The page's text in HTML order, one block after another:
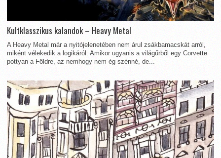
Kultklasszikus kalandok – Heavy Metal
A Heavy Metal már a nyitójelenetében nem árul zsákbamacskát arról,
miként vélekedik a logikáról. Amikor ugyanis a világűrből egy Corvette
pottyan a Földre, az nemhogy nem ég szénné, de...